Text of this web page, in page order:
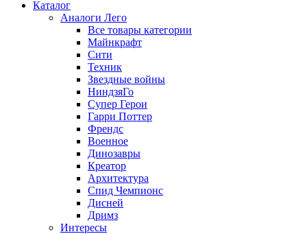
Каталог
Аналоги Лего
Все товары категории
Майнкрафт
Сити
Техник
Звездные войны
НиндзяГо
Супер Герои
Гарри Поттер
Френдс
Военное
Динозавры
Креатор
Архитектура
Спид Чемпионс
Дисней
Дримз
Интересы